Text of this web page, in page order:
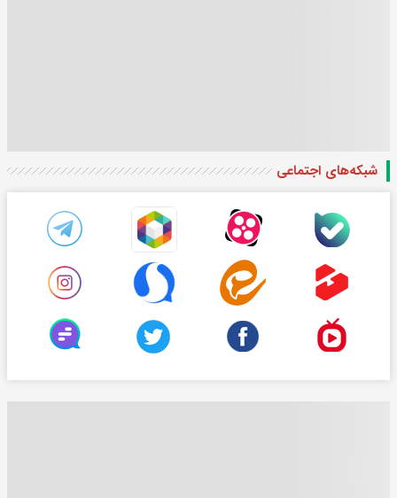
شبکه‌های اجتماعی